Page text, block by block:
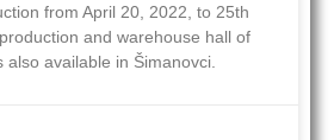
from April 20, 2022, to 25th
and warehouse hall of
also available in Šimanovci.